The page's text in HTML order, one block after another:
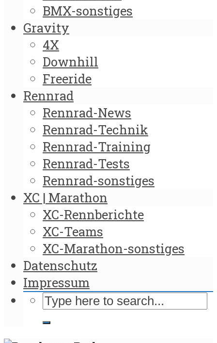
BMX-sonstiges
Gravity
4X
Downhill
Freeride
Rennrad
Rennrad-News
Rennrad-Technik
Rennrad-Training
Rennrad-Tests
Rennrad-sonstiges
XC | Marathon
XC-Rennberichte
XC-Teams
XC-Marathon-sonstiges
Datenschutz
Impressum